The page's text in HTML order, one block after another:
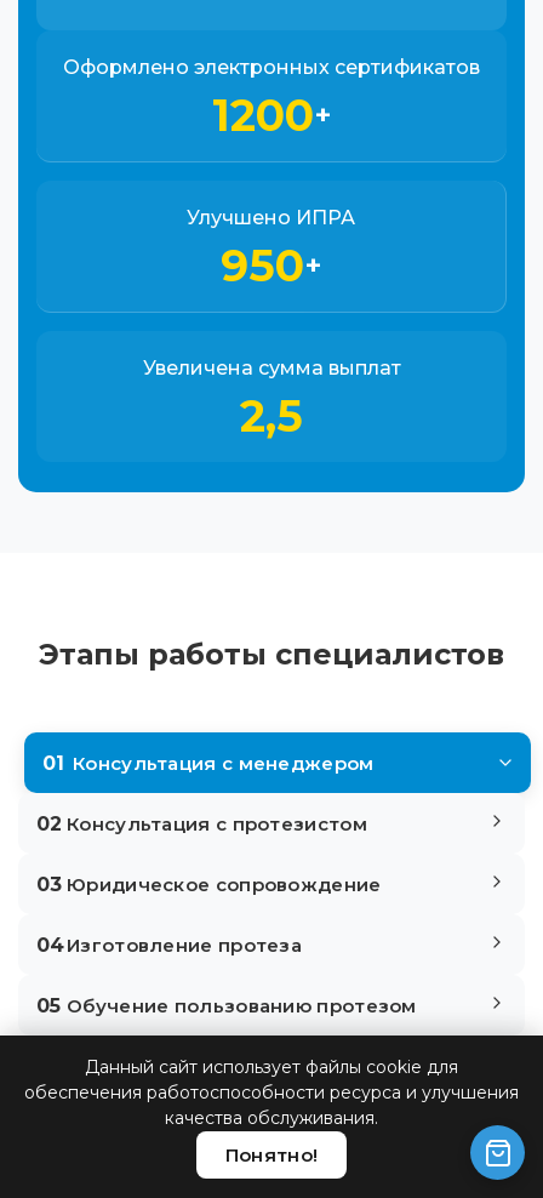
Оформлено электронных сертификатов
1200+
Улучшено ИПРА
950+
Увеличена сумма выплат
2,5
Этапы работы специалистов
01 Консультация с менеджером
02 Консультация с протезистом
03 Юридическое сопровождение
04Изготовление протеза
05 Обучение пользованию протезом
Консультация с менеджером
Данный сайт использует файлы cookie для
обеспечения работоспособности ресурса и улучшения
качества обслуживания.
Понятно!